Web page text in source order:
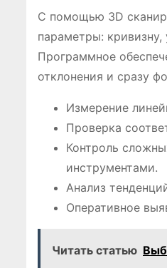
С помощью 3D
параметры:
Программное
отклонения и сразу
Измерение
Проверка
Контроль
инструментами.
Анализ
Оперативное
Читать статью